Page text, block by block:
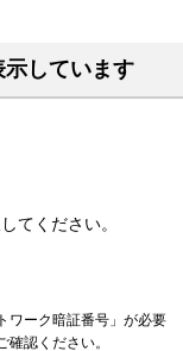
しています
てください。
ワーク暗証番号」が必要
確認ください。